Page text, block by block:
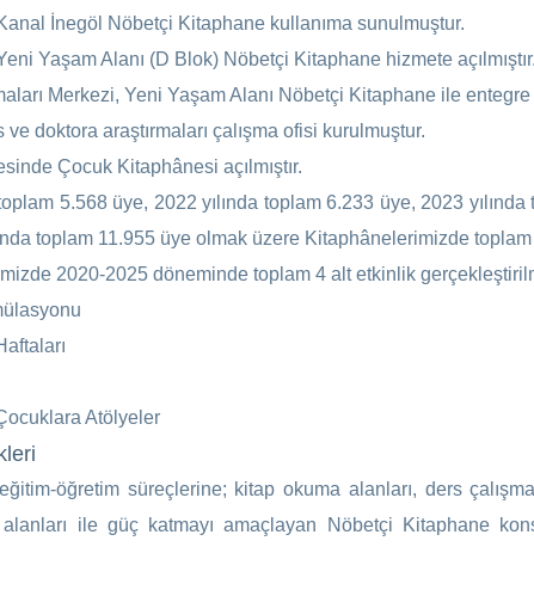
İnegöl Nöbetçi Kitaphane kullanıma sunulmuştur.
Yaşam Alanı (D Blok) Nöbetçi Kitaphane hizmete açılmıştır.
Merkezi, Yeni Yaşam Alanı Nöbetçi Kitaphane ile
doktora araştırmaları çalışma ofisi kurulmuştur.
Çocuk Kitaphânesi açılmıştır.
5.568 üye, 2022 yılında toplam 6.233 üye, 2023
toplam 11.955 üye olmak üzere Kitaphânelerimizde
2020-2025 döneminde toplam 4 alt etkinlik
Atölyeler
öğretim süreçlerine; kitap okuma alanları, ders
ile güç katmayı amaçlayan Nöbetçi Kitaphane